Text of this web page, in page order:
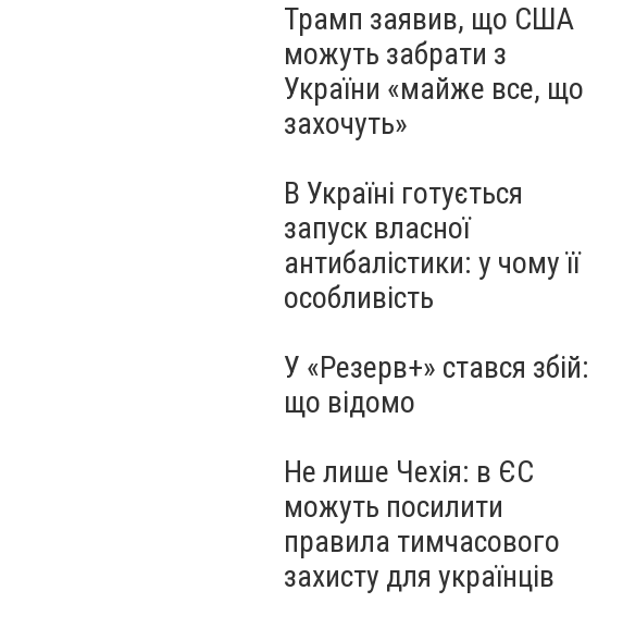
Трамп заявив, що США
можуть забрати з
України «майже все, що
захочуть»
В Україні готується
запуск власної
антибалістики: у чому її
особливість
У «Резерв+» стався збій:
що відомо
Не лише Чехія: в ЄС
можуть посилити
правила тимчасового
захисту для українців